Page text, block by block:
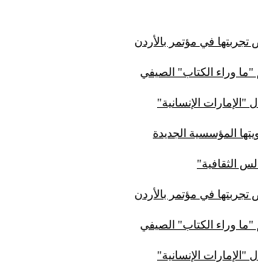
في مؤتمر بالأردن
وراء الكتاب" الصيفي
المؤسسية الجديدة
الثقافية"
في مؤتمر بالأردن
وراء الكتاب" الصيفي